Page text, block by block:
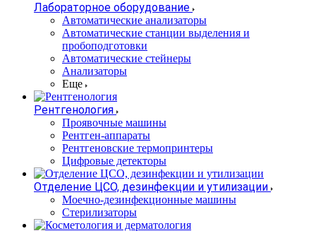
Лабораторное оборудование
Автоматические анализаторы
Автоматические станции выделения и
пробоподготовки
Автоматические стейнеры
Анализаторы
Еще
Рентгенология
Проявочные машины
Рентген-аппараты
Рентгеновские термопринтеры
Цифровые детекторы
Отделение ЦСО, дезинфекции и утилизации
Моечно-дезинфекционные машины
Стерилизаторы